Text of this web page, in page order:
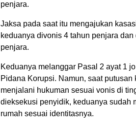
penjara.
Jaksa pada saat itu mengajukan
keduanya divonis 4 tahun penjara
penjara.
Keduanya melanggar Pasal 2 ayat 1
Pidana Korupsi. Namun, saat
menjalani hukuman sesuai vonis di
dieksekusi penyidik, keduanya sudah
rumah sesuai identitasnya.